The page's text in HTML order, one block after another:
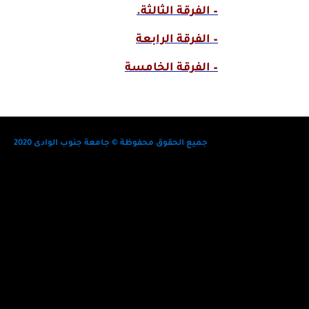
– الفرقة الثالثة.
– الفرقة الرابعة
– الفرقة الخامسة
جميع الحقوق محفوظة © جامعة جنوب الوادى 2020